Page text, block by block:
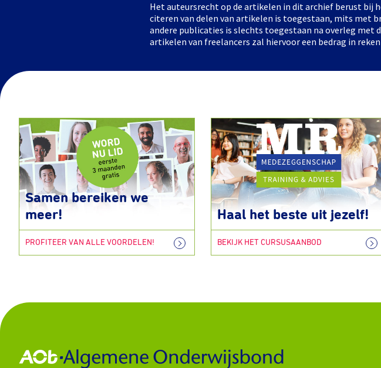
Het auteursrecht op de artikelen in dit archief berust bij
citeren van delen van artikelen is toegestaan, mits met
andere publicaties is slechts toegestaan na overleg met
artikelen van freelancers zal hiervoor een bedrag in
Samen bereiken we
meer!
PROFITEER VAN ALLE VOORDELEN!
Haal het beste uit jezelf!
BEKIJK HET CURSUSAANBOD